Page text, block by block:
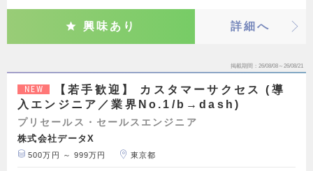
興味あり 詳細へ
掲載期間 26/08/08～26/08/21
NEW
【若手歓迎】 カスタマーサクセス (導
入エンジニア／業界No.1/b→dash)
プリセールス・セールスエンジニア
株式会社データX
500万円 ～ 999万円 東京都